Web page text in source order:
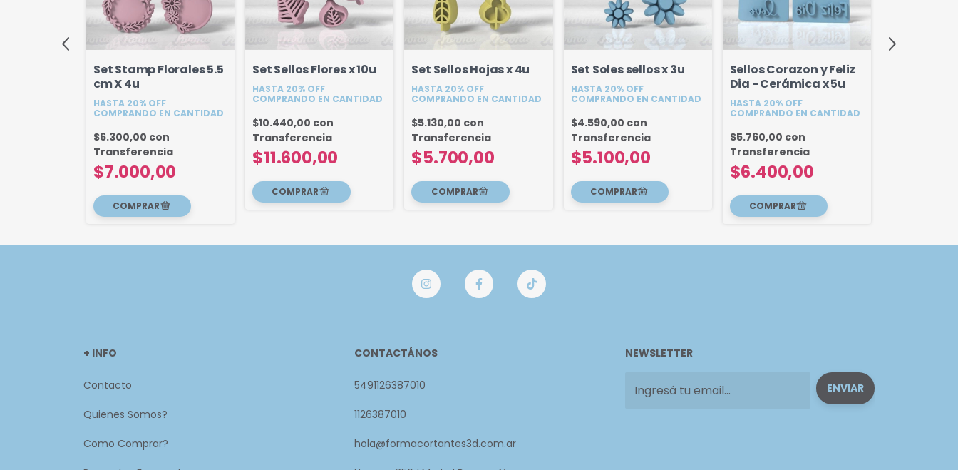
Set Stamp Florales 5.5
cm X 4u
HASTA 20% OFF
COMPRANDO EN CANTIDAD
$7.000,00
$6.300,00 con
Transferencia
Set Sellos Flores x 10u
HASTA 20% OFF
COMPRANDO EN CANTIDAD
$11.600,00
$10.440,00 con
Transferencia
Set Sellos Hojas x 4u
HASTA 20% OFF
COMPRANDO EN CANTIDAD
$5.700,00
$5.130,00 con
Transferencia
Set Soles sellos x 3u
HASTA 20% OFF
COMPRANDO EN CANTIDAD
$5.100,00
$4.590,00 con
Transferencia
Sellos Corazon y Feliz
Dia - Cerámica x 5u
HASTA 20% OFF
COMPRANDO EN CANTIDAD
$6.400,00
$5.760,00 con
Transferencia
+ INFO
Contacto
Quienes Somos?
Como Comprar?
CONTACTÁNOS
5491126387010
1126387010
hola@formacortantes3d.com.ar
NEWSLETTER